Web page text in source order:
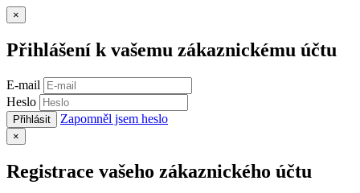
×
Přihlášení k vašemu zákaznickému účtu
E-mail
Heslo
Přihlásit Zapomněl jsem heslo
×
Registrace vašeho zákaznického účtu